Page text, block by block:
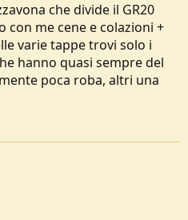
che divide il GR20
con me cene e colazioni +
varie tappe trovi solo i
hanno quasi sempre del
poca roba, altri una